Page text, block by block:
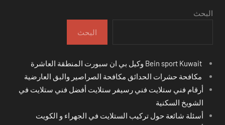
البحث
البحث
مكافحة حشرات الحدائق مكافحة الصراصير والبق العارضية
أرقام فني ستلايت فني رسيفر ستلايت أفضل فني ستلايت في
الشويخ السكنية
أسئلة شائعة حول تركيب الستلايت في الجهراء و الكويت